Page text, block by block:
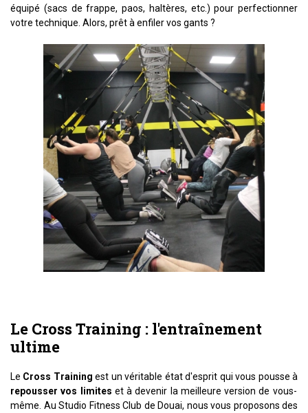
équipé (sacs de frappe, paos, haltères, etc.) pour perfectionner
votre technique. Alors, prêt à enfiler vos gants ?
Le Cross Training : l'entraînement
ultime
Le Cross Trainingest un véritable état d'esprit qui vous pousse à
repousser vos limites et à devenir la meilleure version de vous-
même. Au Studio Fitness Club de Douai, nous vous proposons des